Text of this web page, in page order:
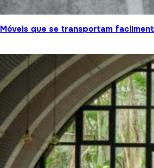
Móveis que se transportam